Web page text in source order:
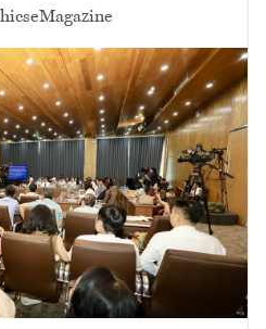
eMagazine